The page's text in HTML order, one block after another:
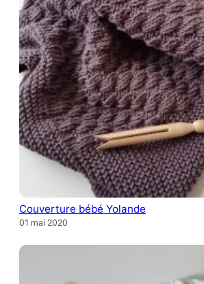
Couverture bébé Yolande
01 mai 2020